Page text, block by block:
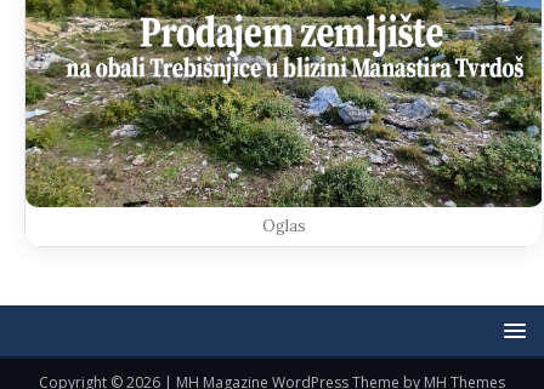
Oglas
Copyright © 2026 | MH Magazine WordPress Theme by MH Themes